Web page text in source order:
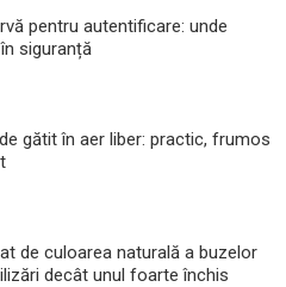
pentru autentificare: unde
siguranță
gătit în aer liber: practic, frumos
de culoarea naturală a buzelor
decât unul foarte închis